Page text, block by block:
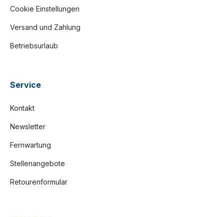
Cookie Einstellungen
Versand und Zahlung
Betriebsurlaub
Service
Kontakt
Newsletter
Fernwartung
Stellenangebote
Retourenformular